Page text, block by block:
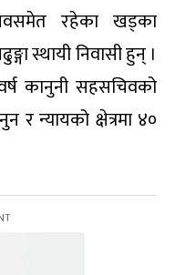
रहेका खड्का
स्थायी निवासी हुन् ।
कानुनी सहसचिवको
न्यायको क्षेत्रमा ४०